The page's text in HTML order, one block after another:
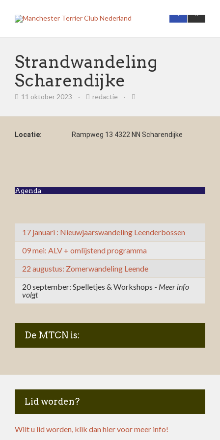
Strandwandeling
Scharendijke
11 oktober 2023 · redactie ·
Locatie: Rampweg 13 4322 NN Scharendijke
Agenda
17 januari : Nieuwjaarswandeling Leenderbossen
09 mei: ALV + omlijstend programma
22 augustus: Zomerwandeling Leende
20 september: Spelletjes & Workshops - Meer info
volgt
De MTCN is:
Lid worden?
Wilt u lid worden, klik dan hier voor meer info!